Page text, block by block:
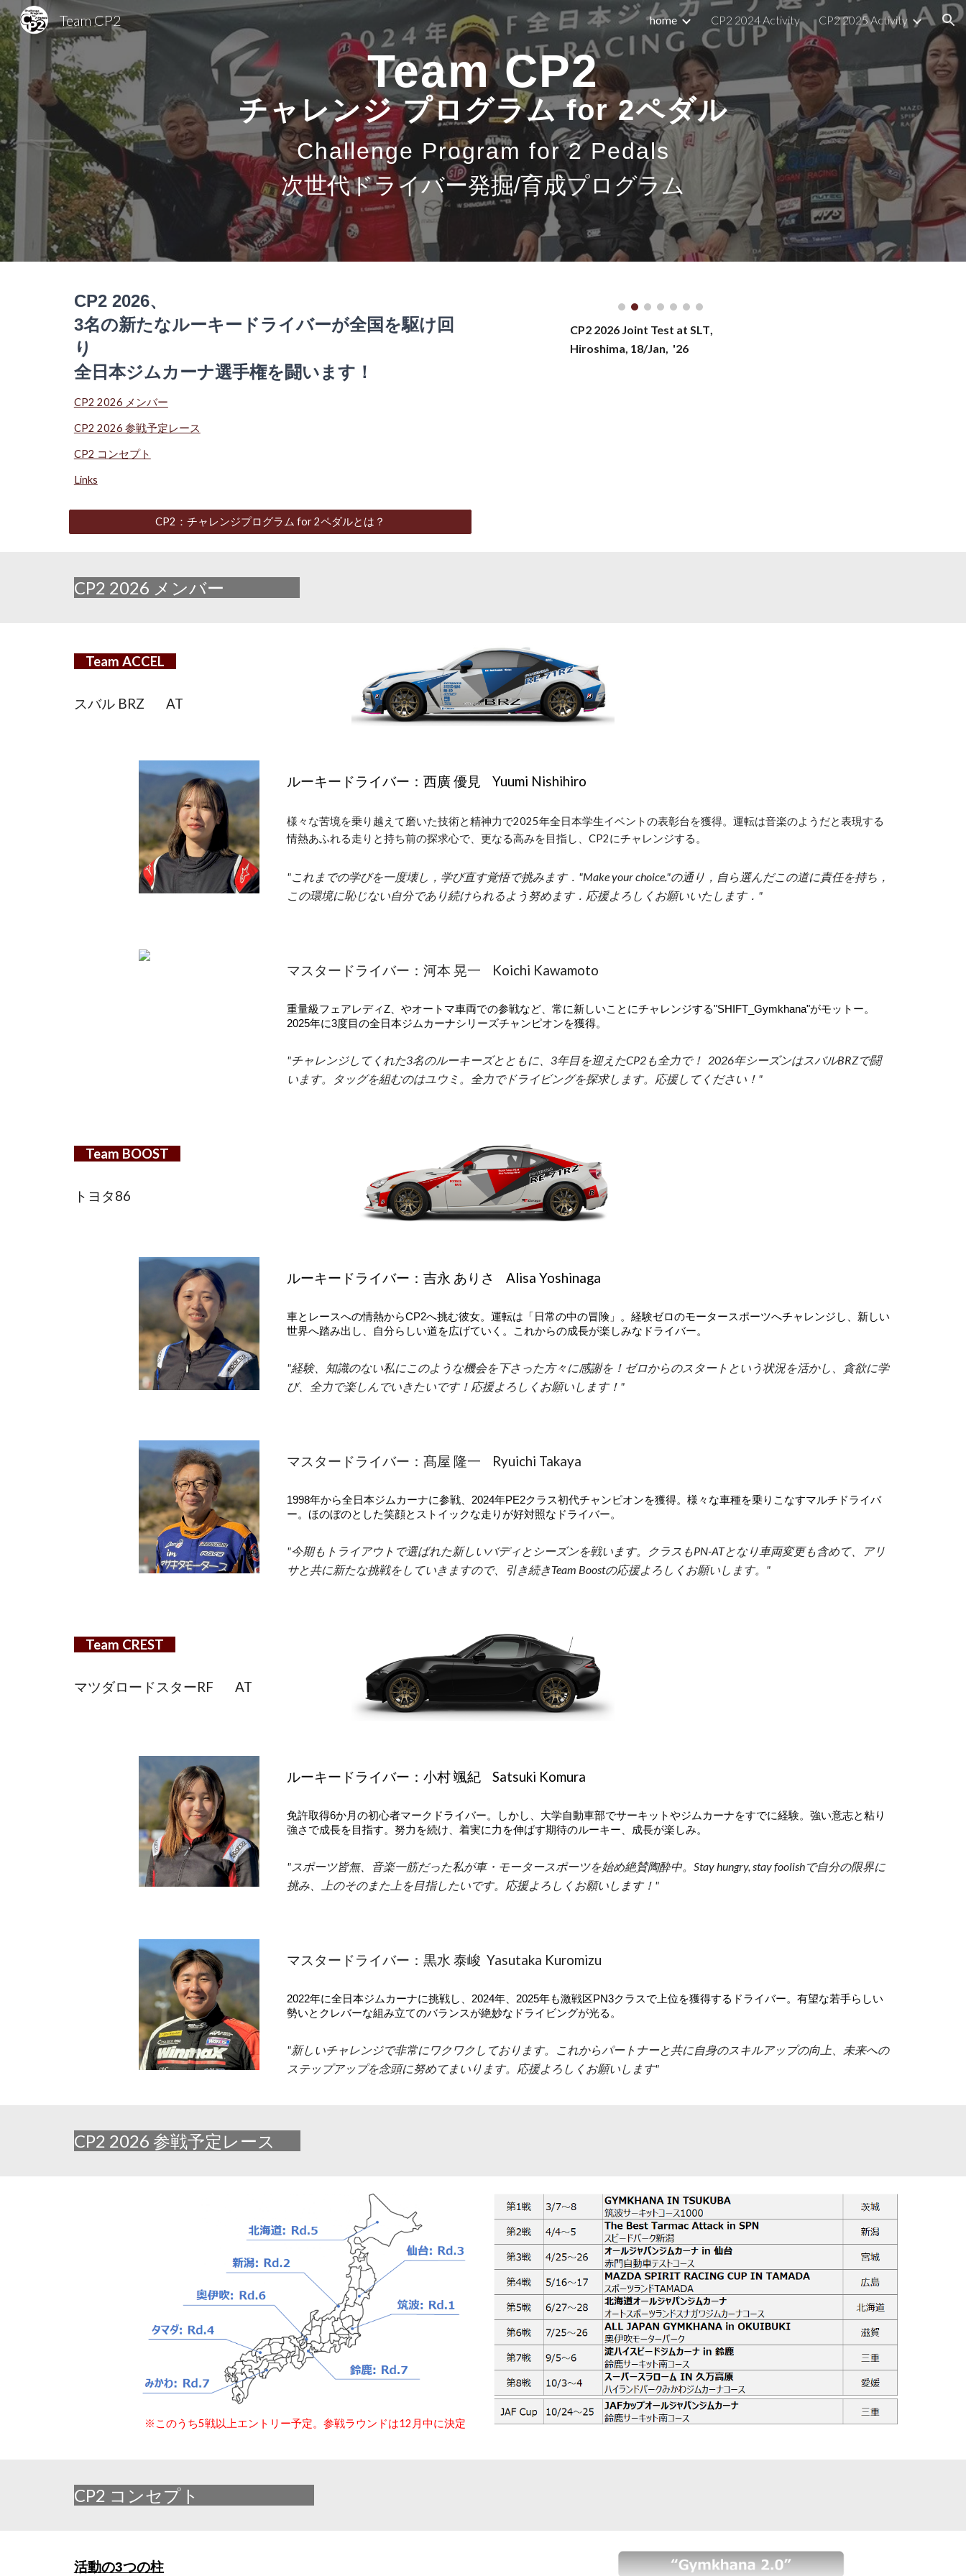
Skip to main content Skip to navigation
Team CP2 home CP2 2024 Activity CP2 2025 Activity
Team CP2
チャレンジ プログラム for 2ペダル
Challenge Program for 2 Pedals
次世代ドライバー発掘/育成プログラム
CP2 2026、
3名の新たなルーキードライバーが全国を駆け回
り
全日本ジムカーナ選手権を闘います！
CP2 2026 メンバー
CP2 2026 参戦予定レース
CP2 コンセプト
Links
CP2：チャレンジプログラム for 2ペダルとは？
CP2 2026 Joint Test at SLT,
Hiroshima, 18/Jan, '26
CP2 2026 メンバー
Team ACCEL
スバル BRZ AT
ルーキードライバー： 西廣 優見 Yuumi Nishihiro
様々な苦境を乗り越えて磨いた技術と精神力で2025年全日本学生イベントの表彰台を獲得。運転は音楽のようだと表現する
情熱あふれる走りと持ち前の探求心で、更なる高みを目指し、CP2にチャレンジする。
"これまでの学びを一度壊し，学び直す覚悟で挑みます．"Make your choice."の通り，自ら選んだこの道に責任を持ち，
この環境に恥じない自分であり続けられるよう努めます．応援よろしくお願いいたします．"
マスタードライバー：河本 晃一 Koichi Kawamoto
重量級フェアレディZ、やオートマ車両での参戦など、常に新しいことにチャレンジする"SHIFT_Gymkhana"がモットー。
2025年に3度目の全日本ジムカーナシリーズチャンピオンを獲得。
"チャレンジしてくれた3名のルーキーズとともに、3年目を迎えたCP2も全力で！ 2026年シーズンはスバルBRZで闘
います。タッグを組むのはユウミ。全力でドライビングを探求します。応援してください！"
Team BOOST
トヨタ86
ルーキードライバー：吉永 ありさ Alisa Yoshinaga
車とレースへの情熱からCP2へ挑む彼女。運転は「日常の中の冒険」。経験ゼロのモータースポーツへチャレンジし、新しい
世界へ踏み出し、自分らしい道を広げていく。これからの成長が楽しみなドライバー。
"経験、知識のない私にこのような機会を下さった方々に感謝を！ゼロからのスタートという状況を活かし、貪欲に学
び、全力で楽しんでいきたいです！応援よろしくお願いします！"
マスタードライバー：髙屋 隆一 Ryuichi Takaya
1998年から全日本ジムカーナに参戦、2024年PE2クラス初代チャンピオンを獲得。様々な車種を乗りこなすマルチドライバ
ー。ほのぼのとした笑顔とストイックな走りが好対照なドライバー。
"今期もトライアウトで選ばれた新しいバディとシーズンを戦います。クラスもPN-ATとなり車両変更も含めて、アリ
サと共に新たな挑戦をしていきますので、引き続きTeam Boostの応援よろしくお願いします。"
Team CREST
マツダロードスターRF AT
ルーキードライバー：小村 颯紀 Satsuki Komura
免許取得6か月の初心者マークドライバー。しかし、大学自動車部でサーキットやジムカーナをすでに経験。強い意志と粘り
強さで成長を目指す。努力を続け、着実に力を伸ばす期待のルーキー、成長が楽しみ。
"スポーツ皆無、音楽一筋だった私が車・モータースポーツを始め絶賛陶酔中。Stay hungry, stay foolishで自分の限界に
挑み、上のそのまた上を目指したいです。応援よろしくお願いします！"
マスタードライバー：黒水 泰峻 Yasutaka Kuromizu
2022年に全日本ジムカーナに挑戦し、2024年、2025年も激戦区PN3クラスで上位を獲得するドライバー。有望な若手らしい
勢いとクレバーな組み立てのバランスが絶妙なドライビングが光る。
"新しいチャレンジで非常にワクワクしております。これからパートナーと共に自身のスキルアップの向上、未来への
ステップアップを念頭に努めてまいります。応援よろしくお願いします"
CP2 2026 参戦予定レース
※このうち5戦以上エントリー予定。参戦ラウンドは12月中に決定
CP2 コンセプト
活動の3つの柱